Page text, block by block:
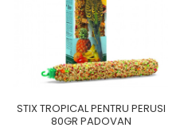
STIX TROPICAL PENTRU PERUSI
80GR PADOVAN